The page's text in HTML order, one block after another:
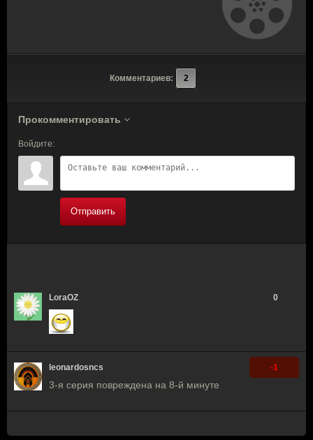
Комментариев: 2
Прокомментировать
Войдите:
Отправить
LoraOZ 0
leonardosncs -1
3-я серия повреждена на 8-й минуте